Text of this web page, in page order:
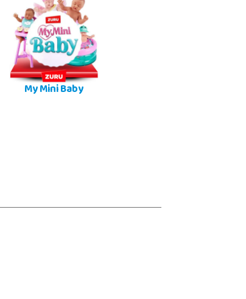
My Mini Baby